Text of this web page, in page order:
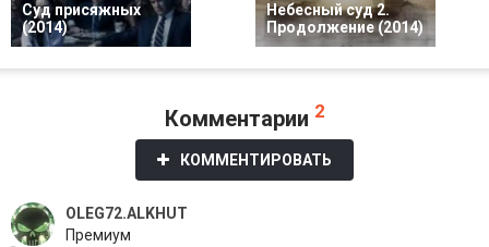
Суд присяжных
(2014)
Небесный суд 2.
Продолжение (2014)
Комментарии 2
КОММЕНТИРОВАТЬ
OLEG72.ALKHUT
Премиум